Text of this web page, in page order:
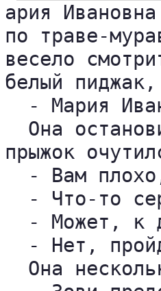
ария
по траве-
весело
белый
- Мария
Она
прыжок
- Вам
- Что-то
- Может, к
- Нет,
Она